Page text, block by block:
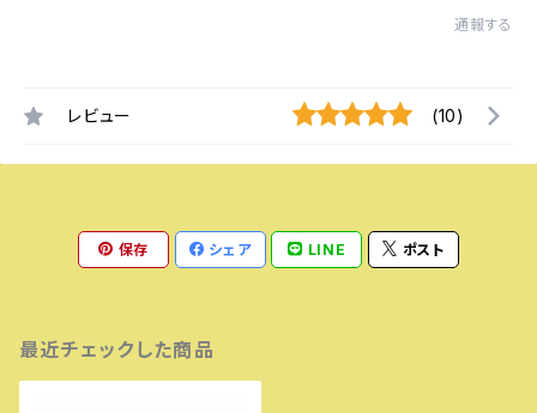
通報する
レビュー (10)
保存 シェア LINE ポスト
最近チェックした商品